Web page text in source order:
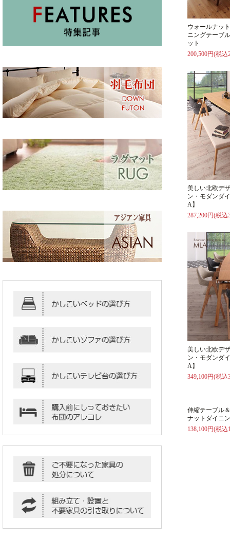
ウォールナッ
ニングテーブ
ット
200,500円(税込
美しい北欧デ
ン・モダンダ
A】
287,200円(税込
美しい北欧デ
ン・モダンダ
A】
349,100円(税込
伸縮テーブル
ナットダイニ
138,100円(税込